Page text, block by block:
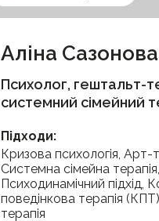
Аліна Сазонова
Психолог, гештальт-
системний сімейний
Підходи:
Кризова психологія, Арт-терапія,
Системна сімейна терапія,
Психодинамічний підхід,
поведінкова терапія
терапія